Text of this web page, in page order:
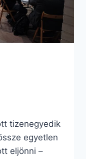
tizenegyedik
egyetlen
eljönni –